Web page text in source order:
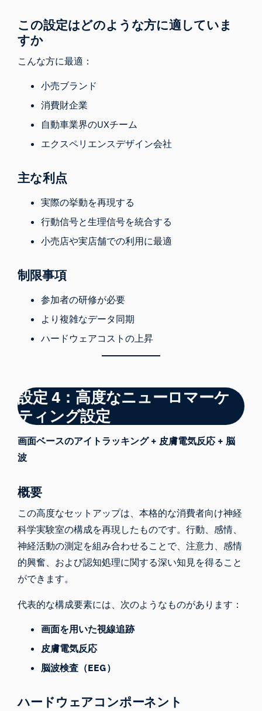
この設定はどのような方に適していま
すか
こんな方に最適：
小売ブランド
消費財企業
自動車業界のUXチーム
エクスペリエンスデザイン会社
主な利点
実際の挙動を再現する
行動信号と生理信号を統合する
小売店や実店舗での利用に最適
制限事項
参加者の研修が必要
より複雑なデータ同期
ハードウェアコストの上昇
設定 4：高度なニューロマーケ
ティング設定
画面ベースのアイトラッキング + 皮膚電気反応 + 脳
波
概要
この高度なセットアップは、本格的な消費者向け神経
科学実験室の構成を再現したものです。行動、感情、
神経活動の測定を組み合わせることで、注意力、感情
的興奮、および認知処理に関する深い知見を得ること
ができます。
代表的な構成要素には、次のようなものがあります：
画面を用いた視線追跡
皮膚電気反応
脳波検査（EEG）
ハードウェアコンポーネント